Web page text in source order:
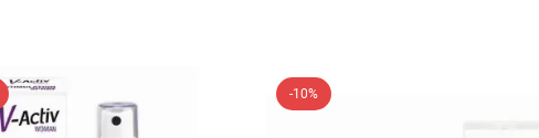
-10%
a la lista de deseos
de deseos